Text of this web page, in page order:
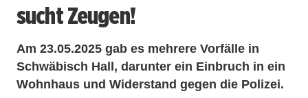
sucht Zeugen!
Am 23.05.2025 gab es mehrere Vorfälle in
Schwäbisch Hall, darunter ein Einbruch in ein
Wohnhaus und Widerstand gegen die Polizei.